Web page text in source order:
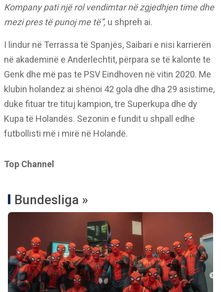
Kompany pati një rol vendimtar në zgjedhjen time dhe
mezi pres të punoj me të”, u shpreh ai.
I lindur në Terrassa të Spanjës, Saibari e nisi karrierën
në akademinë e Anderlechtit, përpara se të kalonte te
Genk dhe më pas te PSV Eindhoven në vitin 2020. Me
klubin holandez ai shënoi 42 gola dhe dha 29 asistime,
duke fituar tre tituj kampion, tre Superkupa dhe dy
Kupa të Holandës. Sezonin e fundit u shpall edhe
futbollisti më i mirë në Holandë.
Top Channel
Bundesliga »